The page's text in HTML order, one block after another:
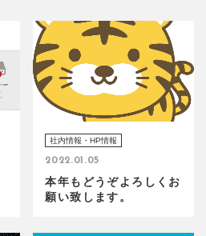
社内情報・HP情報
2022.01.05
本年もどうぞよろしくお
願い致します。